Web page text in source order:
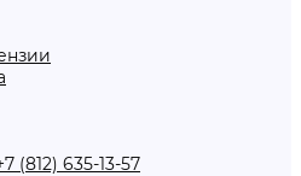
(812) 635-13-57